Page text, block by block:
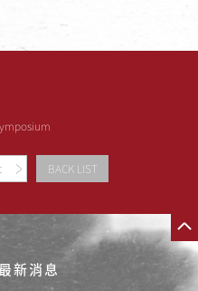
BACK LIST
最新消息